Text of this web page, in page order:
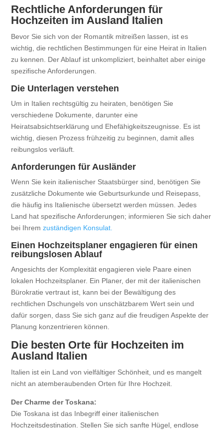
Rechtliche Anforderungen für
Hochzeiten im Ausland Italien
Bevor Sie sich von der Romantik mitreißen lassen, ist es
wichtig, die rechtlichen Bestimmungen für eine Heirat in Italien
zu kennen. Der Ablauf ist unkompliziert, beinhaltet aber einige
spezifische Anforderungen.
Die Unterlagen verstehen
Um in Italien rechtsgültig zu heiraten, benötigen Sie
verschiedene Dokumente, darunter eine
Heiratsabsichtserklärung und Ehefähigkeitszeugnisse. Es ist
wichtig, diesen Prozess frühzeitig zu beginnen, damit alles
reibungslos verläuft.
Anforderungen für Ausländer
Wenn Sie kein italienischer Staatsbürger sind, benötigen Sie
zusätzliche Dokumente wie Geburtsurkunde und Reisepass,
die häufig ins Italienische übersetzt werden müssen. Jedes
Land hat spezifische Anforderungen; informieren Sie sich daher
bei Ihremzuständigen Konsulat.
Einen Hochzeitsplaner engagieren für einen
reibungslosen Ablauf
Angesichts der Komplexität engagieren viele Paare einen
lokalen Hochzeitsplaner. Ein Planer, der mit der italienischen
Bürokratie vertraut ist, kann bei der Bewältigung des
rechtlichen Dschungels von unschätzbarem Wert sein und
dafür sorgen, dass Sie sich ganz auf die freudigen Aspekte der
Planung konzentrieren können.
Die besten Orte für Hochzeiten im
Ausland Italien
Italien ist ein Land von vielfältiger Schönheit, und es mangelt
nicht an atemberaubenden Orten für Ihre Hochzeit.
Der Charme der Toskana:
Die Toskana ist das Inbegriff einer italienischen
Hochzeitsdestination. Stellen Sie sich sanfte Hügel, endlose